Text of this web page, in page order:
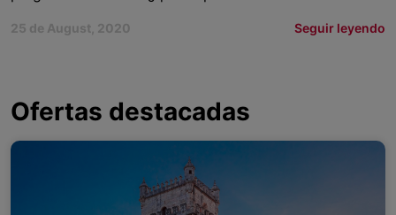
25 de August, 2020 Seguir leyendo
Ofertas destacadas